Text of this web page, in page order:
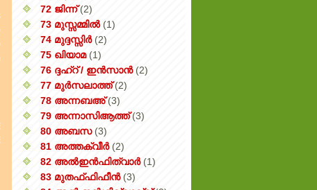
72 ജിന്ന് (2)
73 മുസ്സമ്മിൽ (1)
74 മുദ്ദസ്സിർ (2)
75 ഖിയാമ (1)
76 ദ്ദഹ്റ് / ഇൻസാൻ (2)
77 മുർസലാത്ത് (2)
78 അന്നബഅ് (3)
79 അന്നാസിആത്ത്‌ (3)
80 അബസ (3)
81 അത്തക്‌വീർ (2)
82 അൽഇൻഫിത്വാർ (1)
83 മുതഫ്ഫിഫീൻ (3)